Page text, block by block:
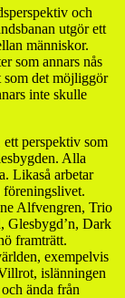
och
utgör ett
människor.
som annars nås
som det möjliggör
inte skulle
perspektiv som
Alla
Likaså arbetar
föreningslivet.
Alfvengren, Trio
Glesbygd’n, Dark
framträtt.
exempelvis
islänningen
ända från